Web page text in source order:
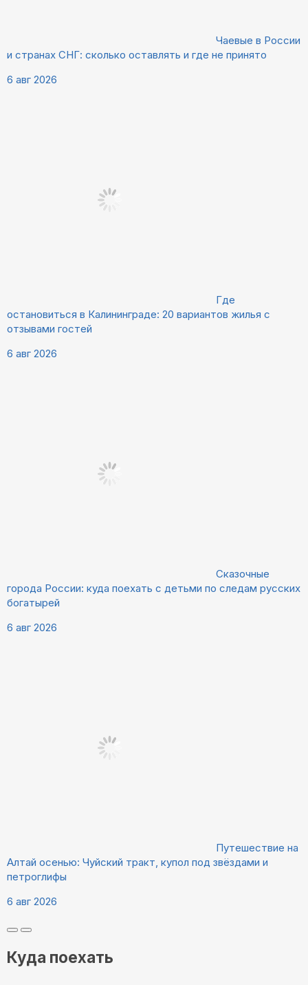
Чаевые в России
и странах СНГ: сколько оставлять и где не принято
6 авг 2026
Где
остановиться в Калининграде: 20 вариантов жилья с
отзывами гостей
6 авг 2026
Сказочные
города России: куда поехать с детьми по следам русских
богатырей
6 авг 2026
Путешествие на
Алтай осенью: Чуйский тракт, купол под звёздами и
петроглифы
6 авг 2026
Куда поехать